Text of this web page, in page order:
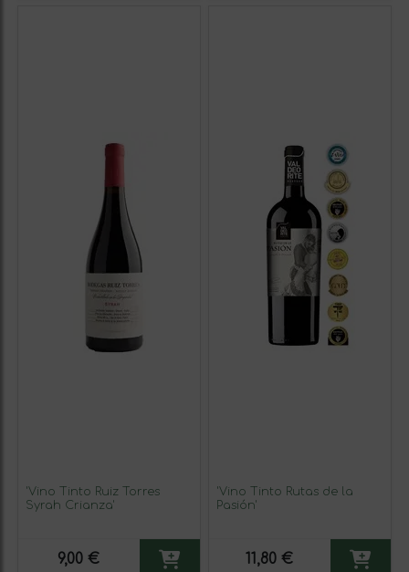
'Vino Tinto Ruiz Torres
Syrah Crianza'
9,00 €
'Vino Tinto Rutas de la
Pasión'
11,80 €